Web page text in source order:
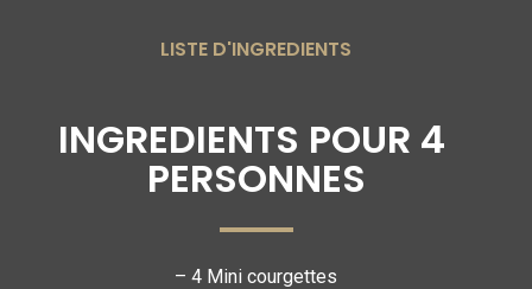
LISTE D'INGREDIENTS
INGREDIENTS POUR 4
PERSONNES
– 4 Mini courgettes